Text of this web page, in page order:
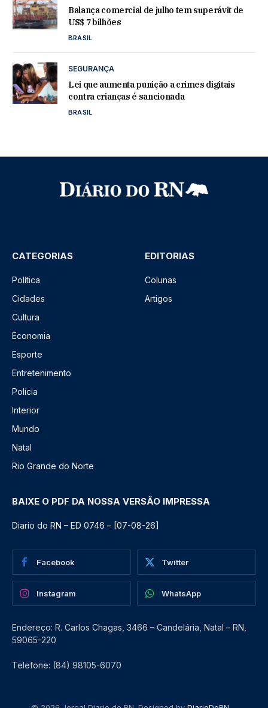
Balança comercial de julho tem superávit de
US$ 7 bilhões
BRASIL
SEGURANÇA
Lei que aumenta punição a crimes digitais
contra crianças é sancionada
BRASIL
CATEGORIAS
Política
Cidades
Cultura
Economia
Esporte
Entretenimento
Polícia
Interior
Mundo
Natal
Rio Grande do Norte
EDITORIAS
Colunas
Artigos
BAIXE O PDF DA NOSSA VERSÃO IMPRESSA
Diario do RN – ED 0746 – [07-08-26]
Facebook Twitter
Instagram WhatsApp
Endereço: R. Carlos Chagas, 3466 – Candelária, Natal – RN,
59065-220
Telefone: (84) 98105-6070